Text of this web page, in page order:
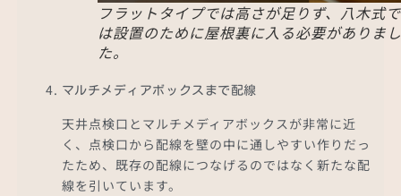
フラットタイプでは高さが足りず、八木式で
は設置のために屋根裏に入る必要がありまし
た。
マルチメディアボックスまで配線
天井点検口とマルチメディアボックスが非常に近
く、点検口から配線を壁の中に通しやすい作りだっ
たため、既存の配線につなげるのではなく新たな配
線を引いています。